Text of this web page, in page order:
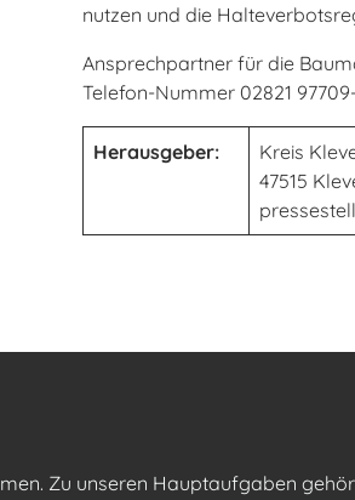
nutzen und die
Ansprechpartner für die
Telefon-Nummer 02821
Herausgeber:
Kreis
47515
Zu unseren Hauptaufgaben